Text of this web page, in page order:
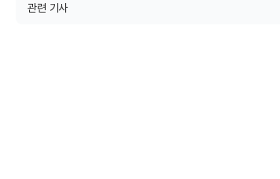
관련 기사